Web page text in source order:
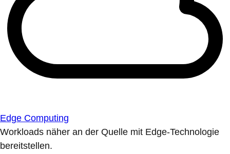
Edge Computing
Workloads näher an der Quelle mit Edge-Technologie
bereitstellen.